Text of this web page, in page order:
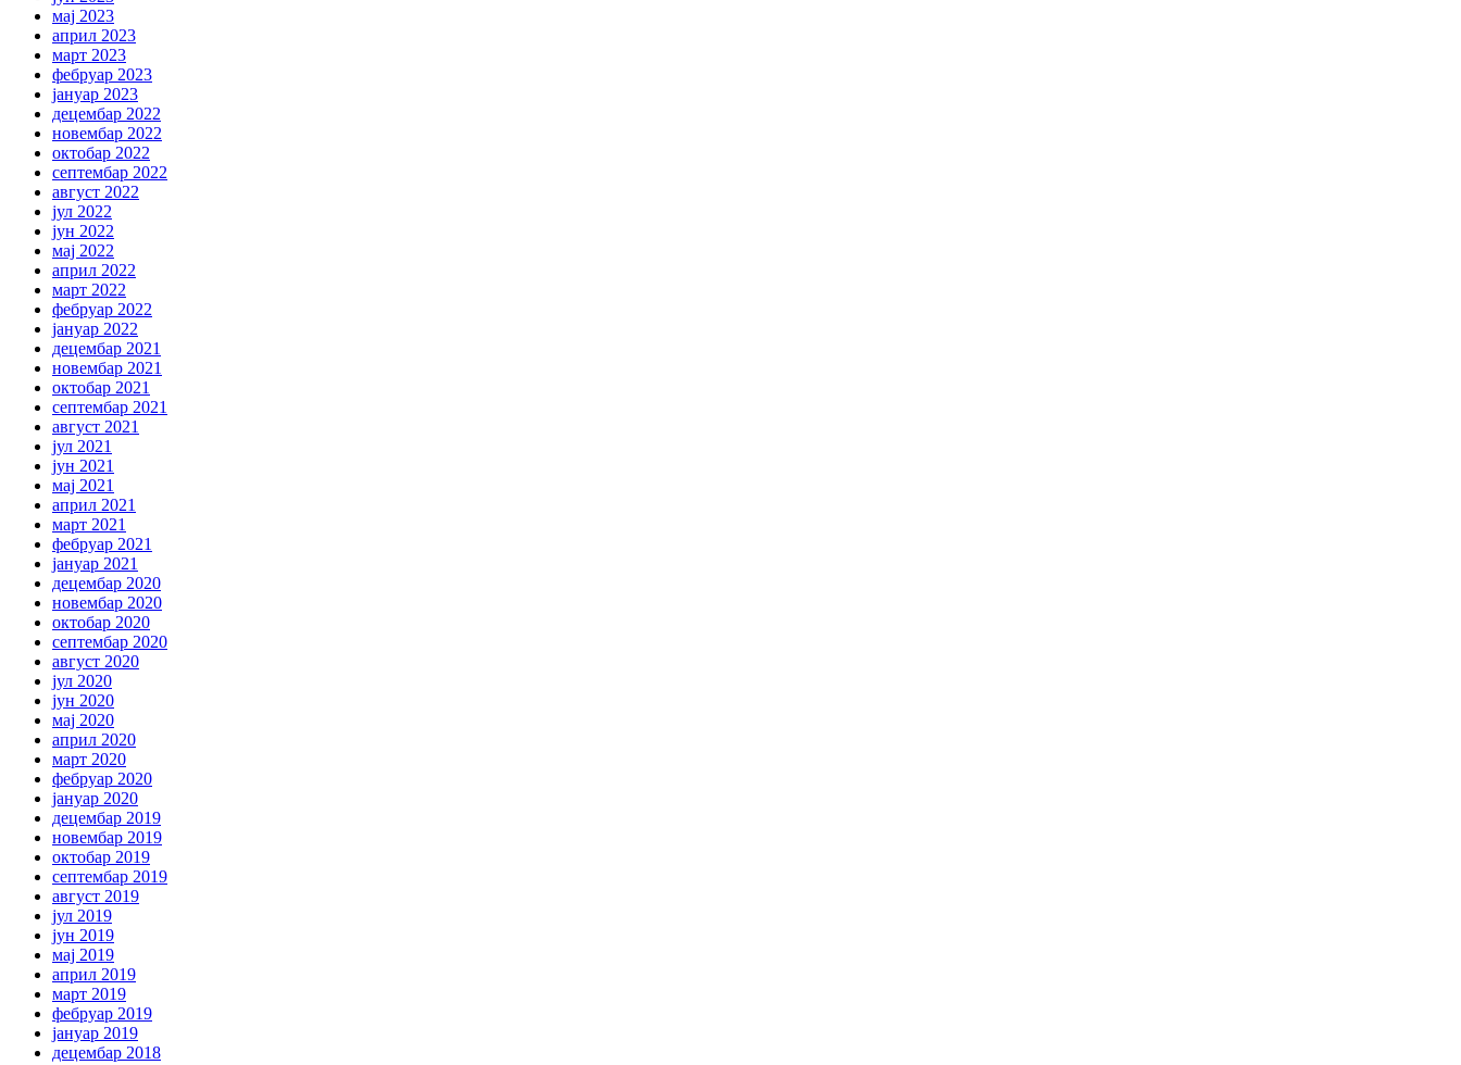
мај 2023
април 2023
март 2023
фебруар 2023
јануар 2023
децембар 2022
новембар 2022
октобар 2022
септембар 2022
август 2022
јул 2022
јун 2022
мај 2022
април 2022
март 2022
фебруар 2022
јануар 2022
децембар 2021
новембар 2021
октобар 2021
септембар 2021
август 2021
јул 2021
јун 2021
мај 2021
април 2021
март 2021
фебруар 2021
јануар 2021
децембар 2020
новембар 2020
октобар 2020
септембар 2020
август 2020
јул 2020
јун 2020
мај 2020
април 2020
март 2020
фебруар 2020
јануар 2020
децембар 2019
новембар 2019
октобар 2019
септембар 2019
август 2019
јул 2019
јун 2019
мај 2019
април 2019
март 2019
фебруар 2019
јануар 2019
децембар 2018